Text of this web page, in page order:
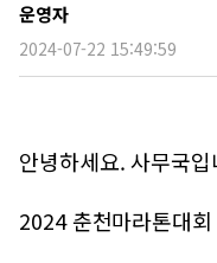
운영자
2024-07-22 15:49:59
안녕하세요. 사무국입
2024 춘천마라톤대